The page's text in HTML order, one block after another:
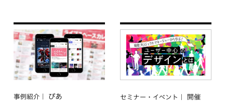
事例紹介 ぴあ セミナー・イベント
開催